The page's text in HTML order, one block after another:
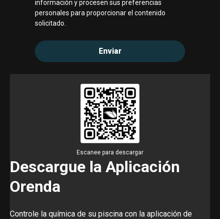
información y procesen sus preferencias
personales para proporcionar el contenido
solicitado.
Escanee para descargar
Descargue la Aplicación
Orenda
Controle la química de su piscina con la aplicación de